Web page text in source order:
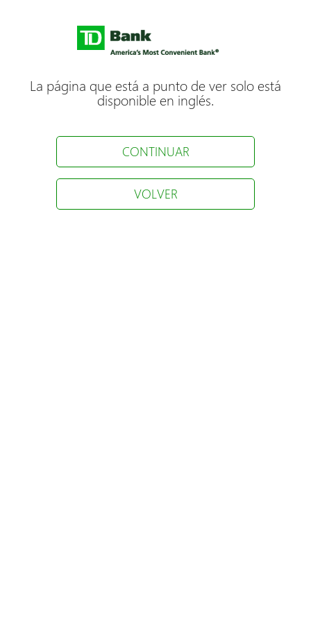
La página que está a punto de ver solo está
disponible en inglés.
CONTINUAR
VOLVER